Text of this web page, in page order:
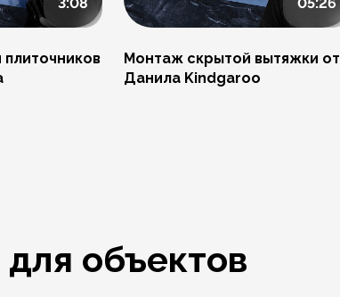
Монтаж скрытой вытяжки от
Данила Kindgaroo
объектов